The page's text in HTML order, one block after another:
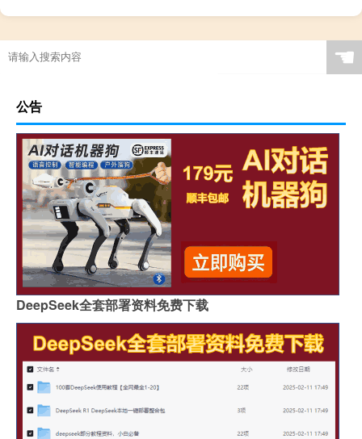
☚
公告
DeepSeek全套部署资料免费下载